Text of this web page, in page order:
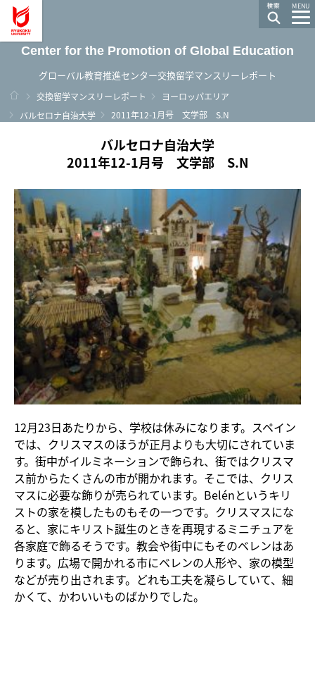
MENU
Center for the Promotion of Global Education
グローバル教育推進センター交換留学マンスリーレポート
ホーム
交換留学マンスリーレポート
ヨーロッパエリア
バルセロナ自治大学
2011年12-1月号 文学部 S.N
バルセロナ自治大学
2011年12-1月号 文学部 S.N
12月23日あたりから、学校は休みになります。スペイン
では、クリスマスのほうが正月よりも大切にされていま
す。街中がイルミネーションで飾られ、街ではクリスマ
ス前からたくさんの市が開かれます。そこでは、クリス
マスに必要な飾りが売られています。Belénというキリ
ストの家を模したものもその一つです。クリスマスにな
ると、家にキリスト誕生のときを再現するミニチュアを
各家庭で飾るそうです。教会や街中にもそのベレンはあ
ります。広場で開かれる市にベレンの人形や、家の模型
などが売り出されます。どれも工夫を凝らしていて、細
かくて、かわいいものばかりでした。